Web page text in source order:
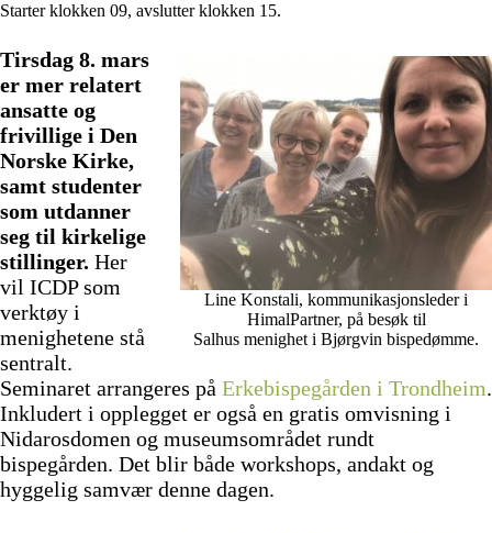
Starter klokken 09, avslutter klokken 15.
Line Konstali, kommunikasjonsleder i
HimalPartner, på besøk til
Salhus menighet i Bjørgvin bispedømme.
Tirsdag 8. mars
er mer relatert
ansatte og
frivillige i Den
Norske Kirke,
samt studenter
som utdanner
seg til kirkelige
stillinger. Her
vil ICDP som
verktøy i
menighetene stå
sentralt.
Seminaret arrangeres på Erkebispegården i Trondheim.
Inkludert i opplegget er også en gratis omvisning i
Nidarosdomen og museumsområdet rundt
bispegården. Det blir både workshops, andakt og
hyggelig samvær denne dagen.